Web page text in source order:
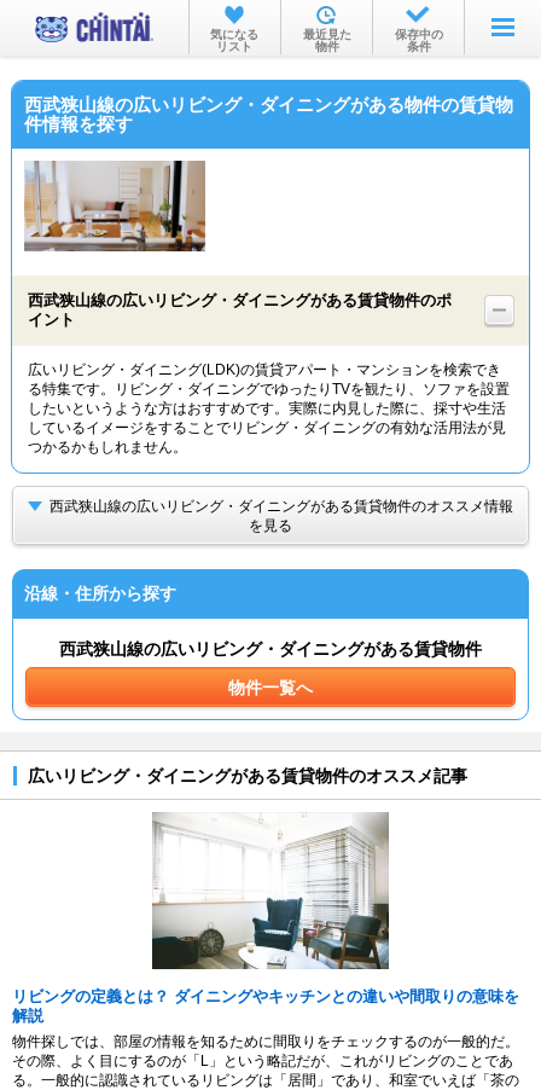
お部屋を探す
沿線・駅から
不動産会社から
気になる
リスト
最近見た
物件
保存中の
条件
西武狭山線の広いリビング・ダイニングがある物件の賃貸物
件情報を探す
西武狭山線の広いリビング・ダイニングがある賃貸物件のポ
イント
広いリビング・ダイニング(LDK)の賃貸アパート・マンションを検索でき
る特集です。リビング・ダイニングでゆったりTVを観たり、ソファを設置
したいというような方はおすすめです。実際に内見した際に、採寸や生活
しているイメージをすることでリビング・ダイニングの有効な活用法が見
つかるかもしれません。
西武狭山線の広いリビング・ダイニングがある賃貸物件のオススメ情報
を見る
沿線・住所から探す
西武狭山線の広いリビング・ダイニングがある賃貸物件
物件一覧へ
広いリビング・ダイニングがある賃貸物件のオススメ記事
リビングの定義とは？ ダイニングやキッチンとの違いや間取りの意味を
解説
物件探しでは、部屋の情報を知るために間取りをチェックするのが一般的だ。
その際、よく目にするのが「L」という略記だが、これがリビングのことであ
る。一般的に認識されているリビングは「居間」であり、和室でいえば「茶の